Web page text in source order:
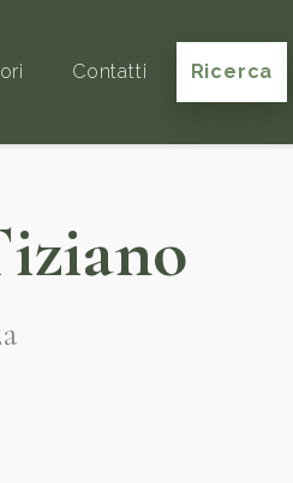
Contatti Ricerca